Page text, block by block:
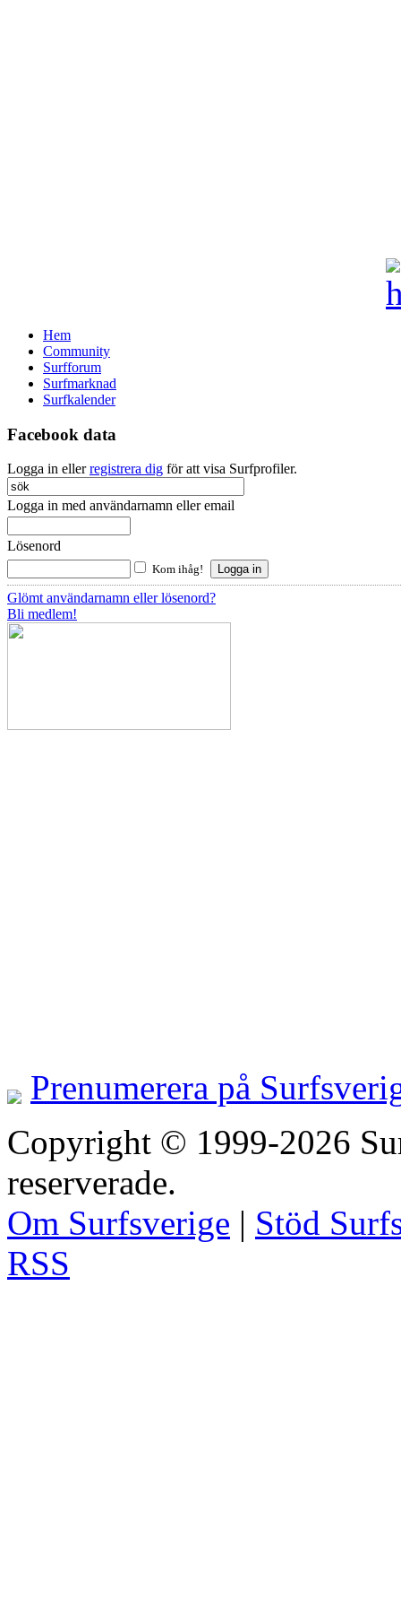
Hem
Community
Surfforum
Surfmarknad
Surfkalender
Facebook data
Logga in ellerregistrera dig för att visa Surfprofiler.
Logga in med användarnamn eller email
Lösenord
Kom ihåg!
Glömt användarnamn eller lösenord?
Bli medlem!
Prenumerera på
Copyright © 1999-2026
reserverade.
Om Surfsverige | Stöd
RSS